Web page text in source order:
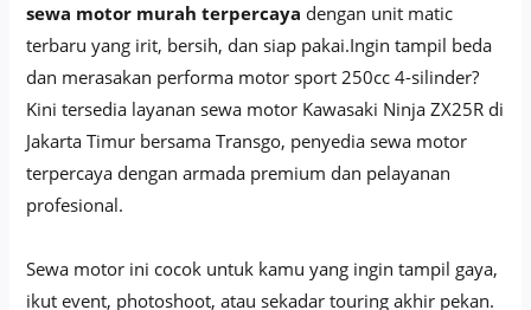
sewa motor murah terpercaya dengan unit matic
terbaru yang irit, bersih, dan siap pakai.Ingin tampil beda
dan merasakan performa motor sport 250cc 4-silinder?
Kini tersedia layanan sewa motor Kawasaki Ninja ZX25R di
Jakarta Timur bersama Transgo, penyedia sewa motor
terpercaya dengan armada premium dan pelayanan
profesional.
Sewa motor ini cocok untuk kamu yang ingin tampil gaya,
ikut event, photoshoot, atau sekadar touring akhir pekan.